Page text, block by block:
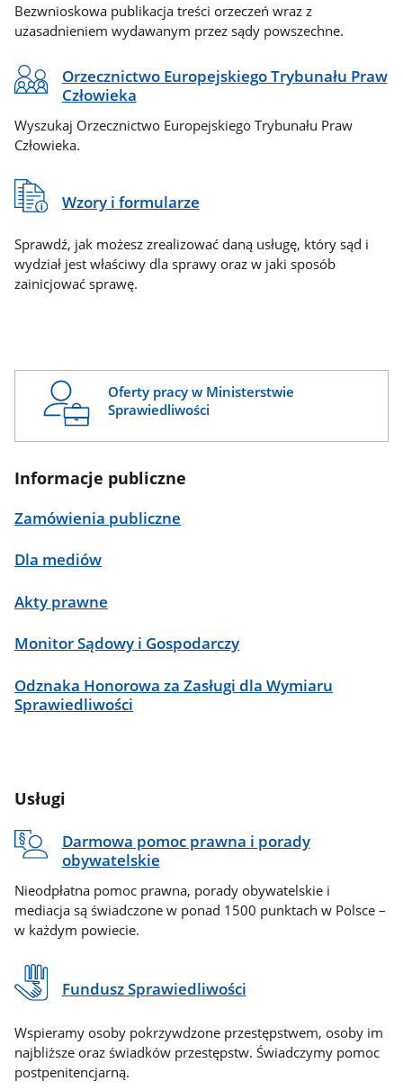
Bezwnioskowa publikacja treści orzeczeń wraz z
uzasadnieniem wydawanym przez sądy powszechne.
Orzecznictwo Europejskiego Trybunału Praw
Człowieka
Wyszukaj Orzecznictwo Europejskiego Trybunału Praw
Człowieka.
Wzory i formularze
Sprawdź, jak możesz zrealizować daną usługę, który sąd i
wydział jest właściwy dla sprawy oraz w jaki sposób
zainicjować sprawę.
Oferty pracy w Ministerstwie
Sprawiedliwości
Informacje publiczne
Zamówienia publiczne
Dla mediów
Akty prawne
Monitor Sądowy i Gospodarczy
Odznaka Honorowa za Zasługi dla Wymiaru
Sprawiedliwości
Usługi
Darmowa pomoc prawna i porady
obywatelskie
Nieodpłatna pomoc prawna, porady obywatelskie i
mediacja są świadczone w ponad 1500 punktach w Polsce –
w każdym powiecie.
Fundusz Sprawiedliwości
Wspieramy osoby pokrzywdzone przestępstwem, osoby im
najbliższe oraz świadków przestępstw. Świadczymy pomoc
postpenitencjarną.